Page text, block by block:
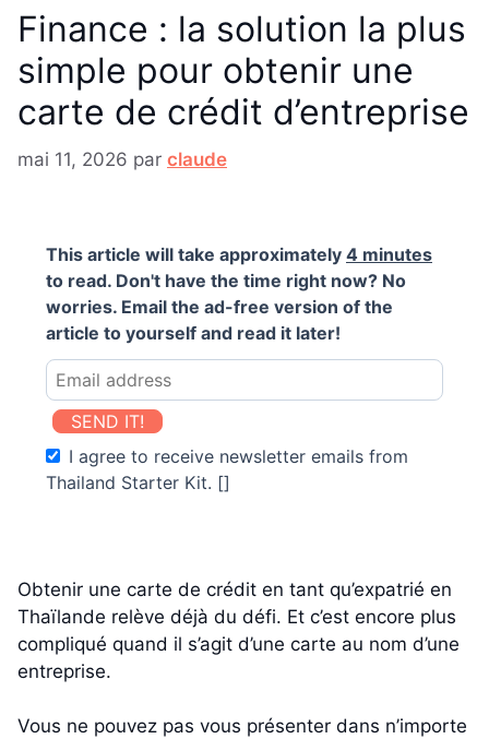
Finance : la solution la plus
simple pour obtenir une
carte de crédit d’entreprise
mai 11, 2026 par claude
This article will take approximately 4 minutes
to read. Don't have the time right now? No
worries. Email the ad-free version of the
article to yourself and read it later!
SEND IT!
I agree to receive newsletter emails from
Thailand Starter Kit. []
Obtenir une carte de crédit en tant qu’expatrié en
Thaïlande relève déjà du défi. Et c’est encore plus
compliqué quand il s’agit d’une carte au nom d’une
entreprise.
Vous ne pouvez pas vous présenter dans n’importe